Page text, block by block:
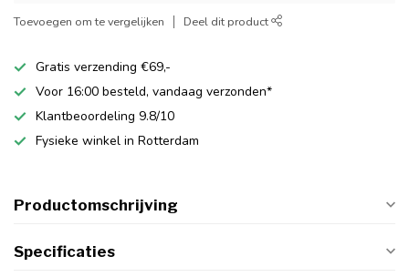
Toevoegen om te vergelijken Deel dit product
Gratis verzending €69,-
Voor 16:00 besteld, vandaag verzonden*
Klantbeoordeling 9.8/10
Fysieke winkel in Rotterdam
Productomschrijving
Specificaties